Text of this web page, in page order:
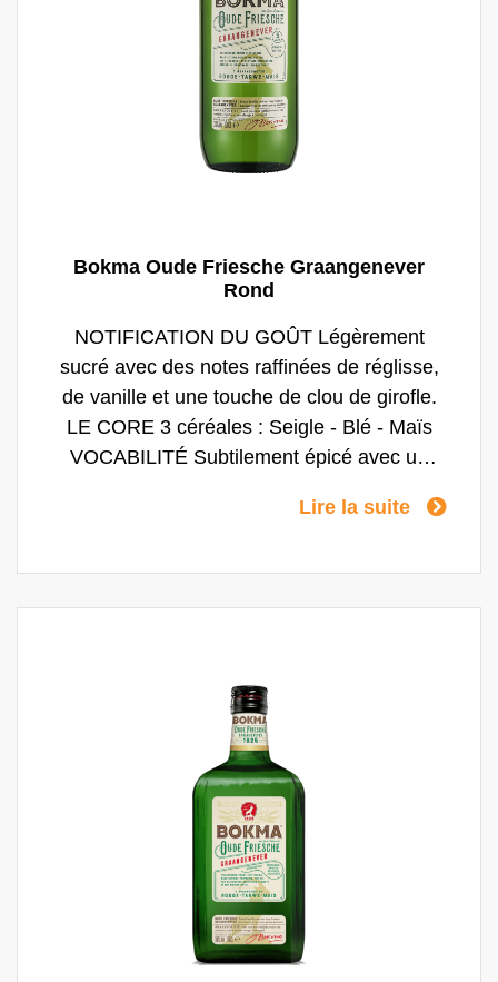
Bokma Oude Friesche Graangenever
Rond
NOTIFICATION DU GOÛT Légèrement
sucré avec des notes raffinées de réglisse,
de vanille et une touche de clou de girofle.
LE CORE 3 céréales : Seigle - Blé - Maïs
VOCABILITÉ Subtilement épicé avec un
un caractère "granuleux" supplémentaire. LE
Graangenever se boit pur, à température
ambiante, ou comme un coup de fouet avec
Lire la suite